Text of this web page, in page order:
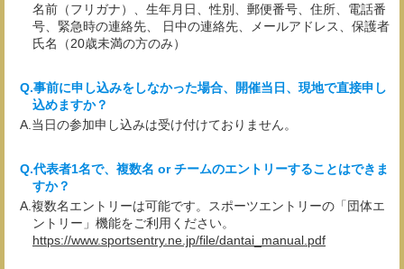
名前（フリガナ）、生年月日、性別、郵便番号、住所、電話番
号、緊急時の連絡先、 日中の連絡先、メールアドレス、保護者
氏名（20歳未満の方のみ）
事前に申し込みをしなかった場合、開催当日、現地で直接申し
込めますか？
当日の参加申し込みは受け付けておりません。
代表者1名で、複数名 or チームのエントリーすることはできま
すか？
複数名エントリーは可能です。スポーツエントリーの「団体エ
ントリー」機能をご利用ください。
https://www.sportsentry.ne.jp/file/dantai_manual.pdf